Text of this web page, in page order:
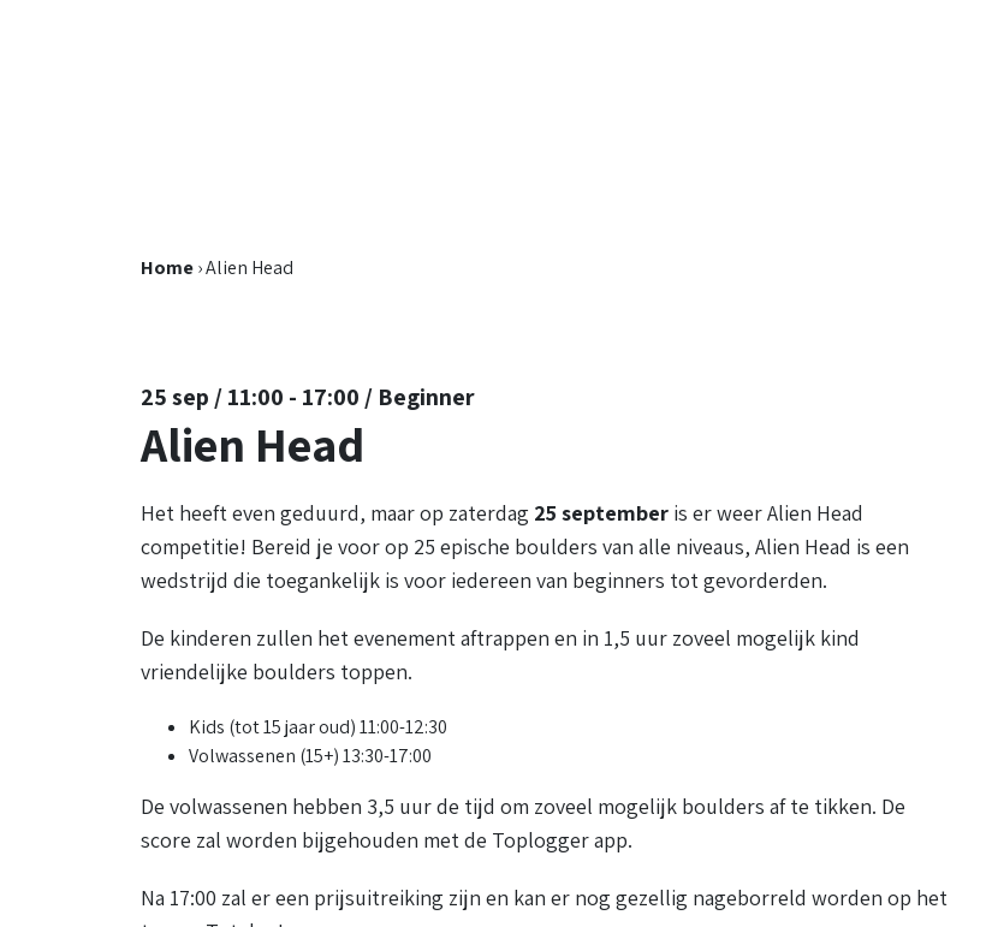
Home›Alien Head
25 sep / 11:00 - 17:00 / Beginner
Alien Head
Het heeft even geduurd, maar op zaterdag 25 september is er weer Alien Head
competitie! Bereid je voor op 25 epische boulders van alle niveaus, Alien Head is een
wedstrijd die toegankelijk is voor iedereen van beginners tot gevorderden.
De kinderen zullen het evenement aftrappen en in 1,5 uur zoveel mogelijk kind
vriendelijke boulders toppen.
Kids (tot 15 jaar oud) 11:00-12:30
Volwassenen (15+) 13:30-17:00
De volwassenen hebben 3,5 uur de tijd om zoveel mogelijk boulders af te tikken. De
score zal worden bijgehouden met de Toplogger app.
Na 17:00 zal er een prijsuitreiking zijn en kan er nog gezellig nageborreld worden op het